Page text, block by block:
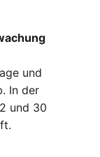
und
In der
und 30